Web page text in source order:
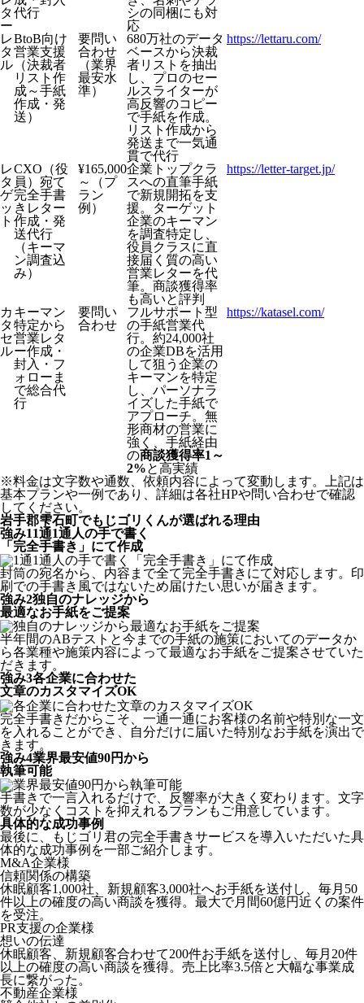
タ
ー
代行
シの同梱にも対
応
レ
タ
ル
BtoB向け
営業支援
（決裁者
リスト作
成～手紙
作成・発
送）
要問い
合わせ
（業界
最安水
準）
680万社のデータ
ベースから決裁
者リストを抽出
し、プロのセー
ルスライターが
高反響のコピー
で手紙を作成。
リスト作成から
発送まで一気通
貫で代行
https://lettaru.com/
レ
タ
ゲ
ッ
ト
CXO（役
員）宛て
完全手書
きレター
作成・発
送代行
（キーマ
ン調査込
み）
¥165,000
～（プ
ラン
例）
企業トップクラ
スへの直筆手紙
で新規開拓を支
援。ターゲット
企業のキーマン
を調査特定し、
役員クラスに直
接届く質の高い
営業レターを代
筆。商談獲得率
も高いと評判
https://letter-target.jp/
カ
タ
セ
ル
キーマン
特定から
営業レタ
ー作成・
封入・フ
ォローま
で総合代
行
要問い
合わせ
フルサポート型
の手紙営業代
行。約24,000社
の企業DBを活用
して狙う企業の
キーマンを特定
し、パーソナラ
イズした手紙で
アプローチ。無
形商材の営業に
強く、手紙経由
の商談獲得率1～
2%と高実績
https://katasel.com/
※料金は文字数や通数、依頼内容によって変動します。上記は
基本プランや一例であり、詳細は各社HPや問い合わせで確認
してください。​
岩手郡雫石町でもじゴリくんが選ばれる理由
強み11通1通人の手で書く
「完全手書き」にて作成
封筒の宛名から、内容まで全て完全手書きにて対応します。印
刷での手書き風ではないため届けたい思いが届きます。
強み2独自のナレッジから
最適なお手紙をご提案
半年間のABテストと今までの手紙の施策においてのデータか
ら各業種や施策内容によって最適なお手紙をご提案させていた
だきます。
強み3各企業に合わせた
文章のカスタマイズOK
完全手書きだからこそ、一通一通にお客様の名前や特別な一文
を入れることができ、自分だけに届いた特別なお手紙を演出で
きます。
強み4業界最安値90円から
執筆可能
手書きで一言入れるだけで、反響率が大きく変わります。文字
数が少なくコストを抑えれるプランもご用意しています。
具体的な成功事例
最後に、もじゴリ君の完全手書きサービスを導入いただいた具
体的な成功事例を一部ご紹介します。
M&A企業様
信頼関係の構築
休眠顧客1,000社、新規顧客3,000社へお手紙を送付し、毎月50
件以上の確度の高い商談を獲得。最大で月間60億円近くの案件
を受注。
PR支援の企業様
想いの伝達
休眠顧客、新規顧客合わせて200件お手紙を送付し、毎月20件
以上の確度の高い商談を獲得。売上比率3.5倍と大幅な事業成
長に繋がった。
不動産企業様